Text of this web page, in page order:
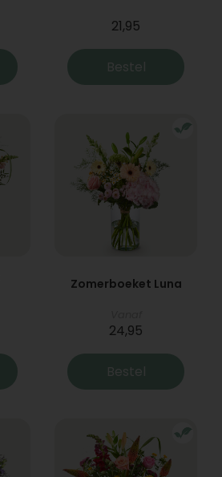
21,95
Bestel
Zomerboeket Luna
24,95
Bestel